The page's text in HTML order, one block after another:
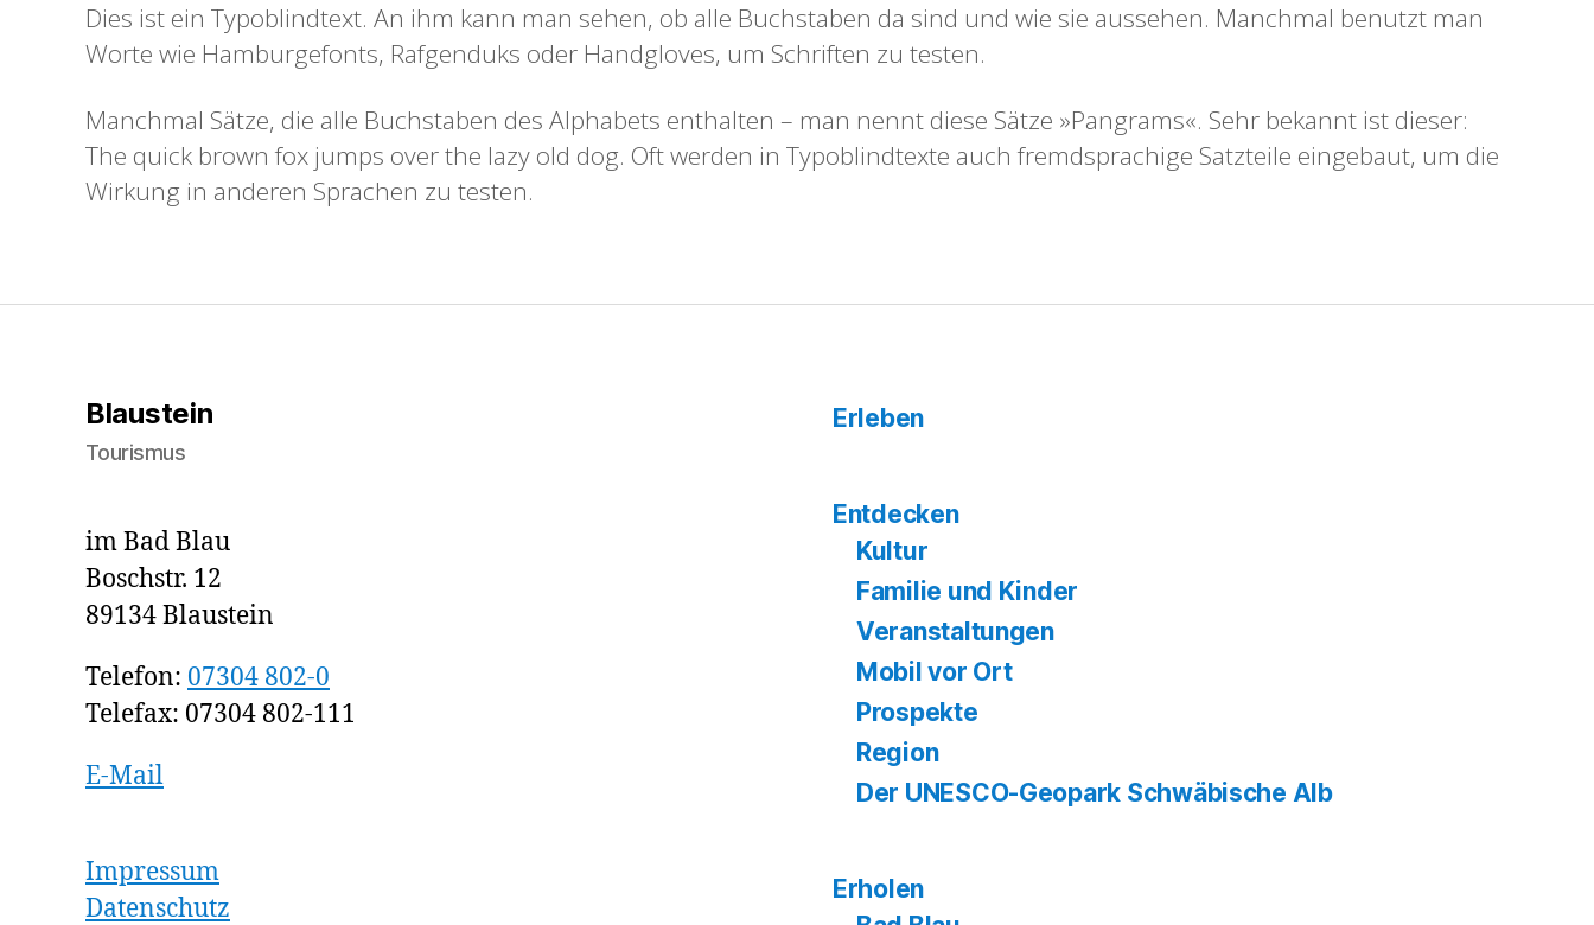
Dies ist ein Typoblindtext. An ihm kann man sehen, ob alle Buchstaben da sind und wie sie aussehen. Manchmal benutzt man
Worte wie Hamburgefonts, Rafgenduks oder Handgloves, um Schriften zu testen.
Manchmal Sätze, die alle Buchstaben des Alphabets enthalten – man nennt diese Sätze »Pangrams«. Sehr bekannt ist dieser:
The quick brown fox jumps over the lazy old dog. Oft werden in Typoblindtexte auch fremdsprachige Satzteile eingebaut, um die
Wirkung in anderen Sprachen zu testen.
Blaustein
Tourismus
im Bad Blau
Boschstr. 12
89134 Blaustein
Telefon: 07304 802-0
Telefax: 07304 802-111
E-Mail
Impressum
Datenschutz
Erleben
Entdecken
Kultur
Familie und Kinder
Veranstaltungen
Mobil vor Ort
Prospekte
Region
Der UNESCO-Geopark Schwäbische Alb
Erholen